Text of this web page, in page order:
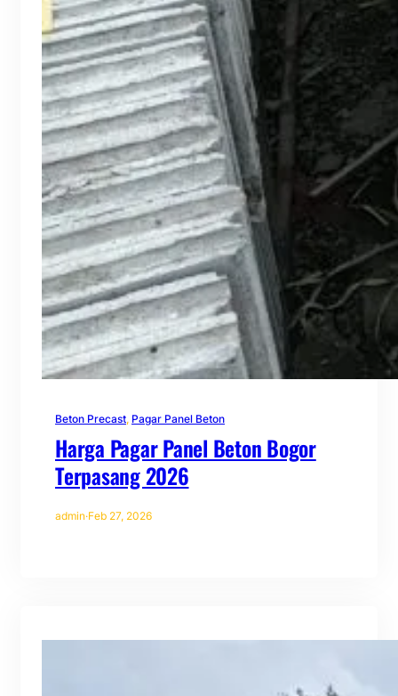
Beton Precast, Pagar Panel Beton
Harga Pagar Panel Beton Bogor
Terpasang 2026
admin·Feb 27, 2026